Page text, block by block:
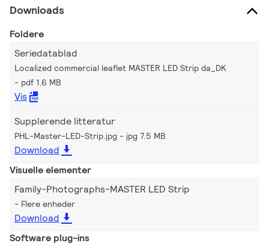
Downloads
Foldere
Seriedatablad
Localized commercial leaflet MASTER LED Strip da_DK
pdf 1.6 MB
Vis
Supplerende litteratur
PHL-Master-LED-Strip.jpg jpg 7.5 MB
Download
Visuelle elementer
Family-Photographs-MASTER LED Strip
Flere enheder
Download
Software plug-ins